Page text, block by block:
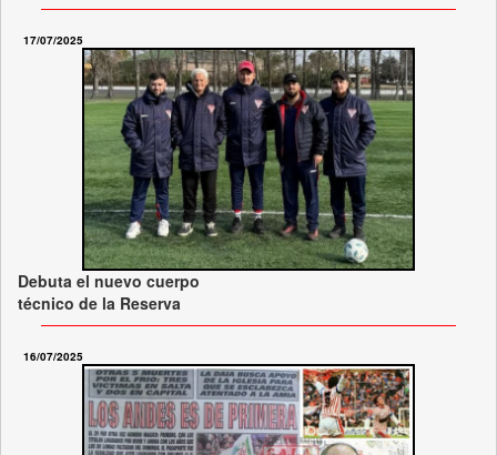
17/07/2025
Debuta el nuevo cuerpo
técnico de la Reserva
16/07/2025